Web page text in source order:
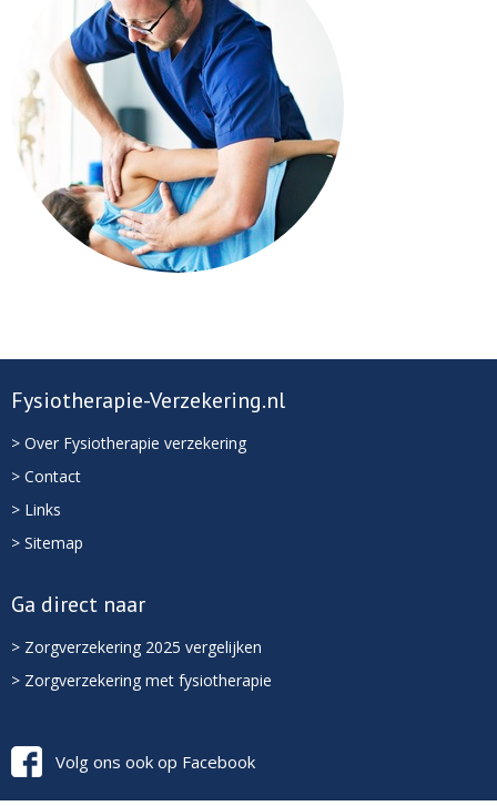
Fysiotherapie-Verzekering.nl
> Over Fysiotherapie verzekering
> Contact
> Links
> Sitemap
Ga direct naar
> Zorgverzekering 2025 vergelijken
> Zorgverzekering met fysiotherapie
Volg ons ook op Facebook